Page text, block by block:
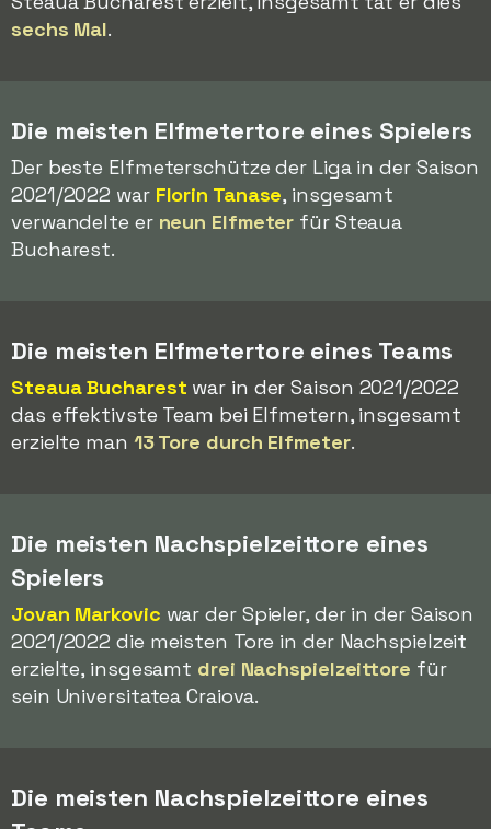
sechs Mal.
Die meisten Elfmetertore eines Spielers
Der beste Elfmeterschütze der Liga in der Saison
2021/2022 war Florin Tanase, insgesamt
verwandelte er neun Elfmeter für Steaua
Bucharest.
Die meisten Elfmetertore eines Teams
Steaua Bucharest war in der Saison 2021/2022
das effektivste Team bei Elfmetern, insgesamt
erzielte man 13 Tore durch Elfmeter.
Die meisten Nachspielzeittore eines
Spielers
Jovan Markovic war der Spieler, der in der Saison
2021/2022 die meisten Tore in der Nachspielzeit
erzielte, insgesamt drei Nachspielzeittore für
sein Universitatea Craiova.
Die meisten Nachspielzeittore eines